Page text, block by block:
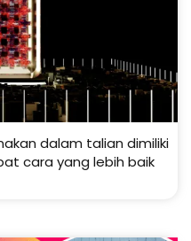
dalam talian dimiliki
cara yang lebih baik